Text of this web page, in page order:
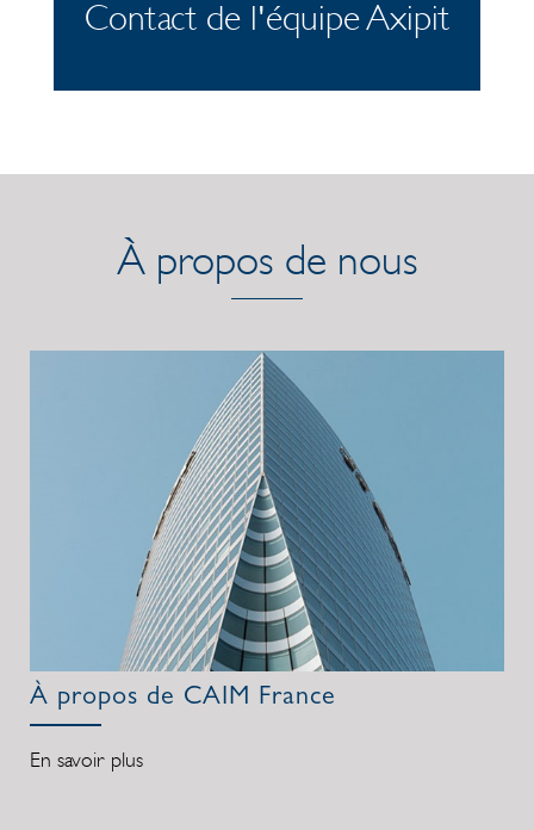
Contact de l'équipe Axipit
À propos de nous
À propos de CAIM France
En savoir plus